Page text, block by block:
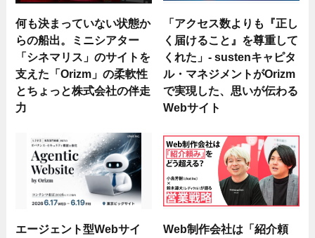
何も決まっていない状態か
らの船出。ミニシアター
「シネマリス」のサイトを
支えた「Orizm」の柔軟性
とちょっと株式会社の伴走
力
「アクセス数よりも『正し
く届けること』を尊重して
くれた」- sustenキャピタ
ル・マネジメントがOrizm
で実現した、思いが伝わる
Webサイト
エージェント型Webサイ
Web制作会社は「紹介頼